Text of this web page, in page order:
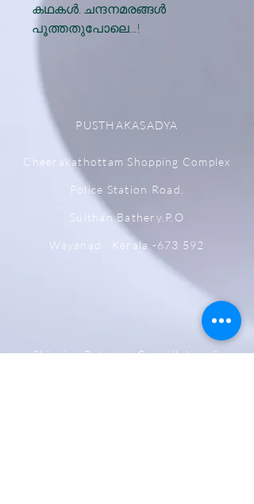
കഥകൾ. ചന്ദനമരങ്ങൾ
പൂത്തതുപോലെ...!
PUSTHAKASADYA
Cheerakathottam Shopping Complex
Police Station Road,
Sulthan Bathery.P.O
Wayanad , Kerala -673 592
Shipping,Returns, Cancellation &